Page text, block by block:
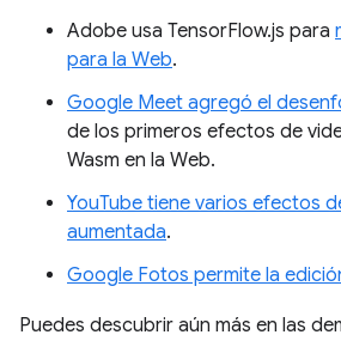
Adobe usa TensorFlow.js para
para la Web.
Google Meet agregó el
de los primeros efectos de
Wasm en la Web.
YouTube tiene varios efectos
aumentada.
Google Fotos permite la
Puedes descubrir aún más en las